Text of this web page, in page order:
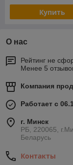
Купить
О нас
Рейтинг не
Менее 5
Компания
Работает с
г. Минск
РБ, 220065,
Беларусь
Контакты